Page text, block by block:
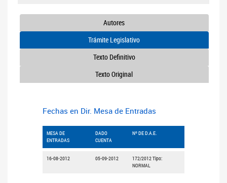
Autores
Trámite Legislativo
Texto Definitivo
Texto Original
Fechas en Dir. Mesa de Entradas
MESA DE
ENTRADAS
DADO
CUENTA
Nº DE D.A.E.
16-08-2012 05-09-2012
172/2012 Tipo:
NORMAL